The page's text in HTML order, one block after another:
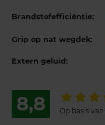
Brandstofefficiëntie:
Grip op nat wegdek:
Extern geluid:
8,8 Op basis van